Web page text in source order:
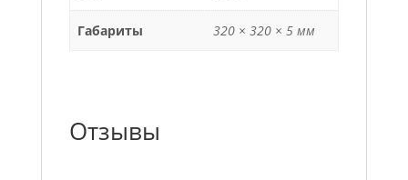
Габариты 320 × 320 × 5 мм
Отзывы